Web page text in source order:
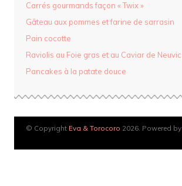
Carrés gourmands façon « Twix »
Gâteau aux pommes et farine de sarrasin
Pain cocotte
Raviolis au Foie gras et au Caviar de Neuvic
Pancakes à la patate douce
© Copyright Eva & Torocoro 2026. Powered by